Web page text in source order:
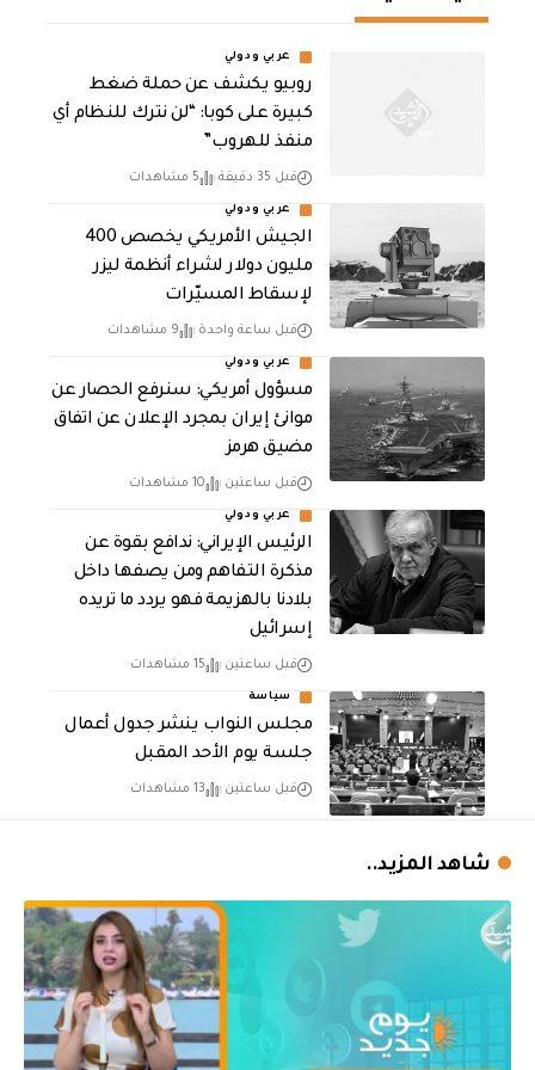
عربي ودولي
روبيو يكشف عن حملة ضغط
كبيرة على كوبا: “لن نترك للنظام أي
منفذ للهروب”
قبل 35 دقيقة 5 مشاهدات
عربي ودولي
الجيش الأمريكي يخصص 400
مليون دولار لشراء أنظمة ليزر
لإسقاط المسيّرات
قبل ساعة واحدة 9 مشاهدات
عربي ودولي
مسؤول أمريكي: سنرفع الحصار عن
موانئ إيران بمجرد الإعلان عن اتفاق
مضيق هرمز
قبل ساعتين 10 مشاهدات
عربي ودولي
الرئيس الإيراني: ندافع بقوة عن
مذكرة التفاهم ومن يصفها داخل
بلادنا بالهزيمة فهو يردد ما تريده
إسرائيل
قبل ساعتين 15 مشاهدات
سياسة
مجلس النواب ينشر جدول أعمال
جلسة يوم الأحد المقبل
قبل ساعتين 13 مشاهدات
شاهد المزيد..